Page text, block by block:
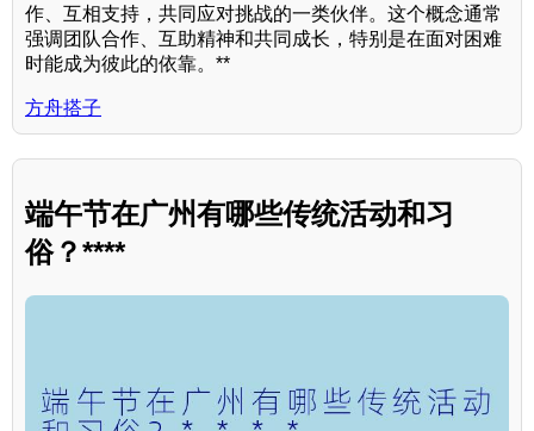
作、互相支持，共同应对挑战的一类伙伴。这个概念通常
强调团队合作、互助精神和共同成长，特别是在面对困难
时能成为彼此的依靠。**
方舟搭子
端午节在广州有哪些传统活动和习
俗？****